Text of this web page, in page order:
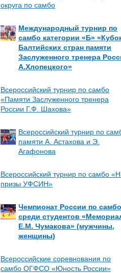
округа по самбо
Международный турнир по
самбо категории «Б»
Балтийских стран памяти
Заслуженного тренера
А.Хлопецкого»
Всероссийский турнир по самбо
«Памяти Заслуженного тренера
России Г.Ф. Шахова»
Всероссийский турнир по
памяти А. Астахова и Э.
Агафонова
Всероссийский турнир по самбо
призы УФСИН»
Чемпионат России по самбо
среди студентов
Е.М. Чумакова» (мужчины,
женщины)
Всероссийские соревнования по
самбо ОГФСО «Юность России»